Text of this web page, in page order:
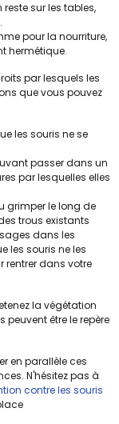
sur les tables,
pour la nourriture,
hermétique.
par lesquels les
que vous pouvez
les souris ne se
passer dans un
par lesquelles elles
grimper le long de
trous existants
dans les
les souris ne les
rentrer dans votre
la végétation
peuvent être le repère
en parallèle ces
N'hésitez pas à
contre les souris